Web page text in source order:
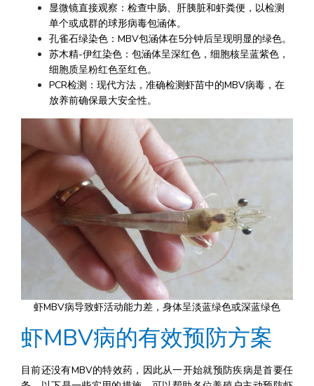
显微镜直接观察：检查中肠、肝胰脏和虾粪便，以检测
单个或成群的球形病毒包涵体。
孔雀石绿染色：MBV包涵体在5分钟后呈现明显的绿色。
苏木精-伊红染色：包涵体呈深红色，细胞核呈蓝紫色，
细胞质呈粉红色至红色。
PCR检测：现代方法，准确检测虾苗中的MBV病毒，在
放养前确保最大安全性。
虾MBV病导致虾活动能力差，身体呈淡蓝绿色或深蓝绿色
虾MBV病的有效预防方案
目前还没有MBV的特效药，因此从一开始就预防疾病是首要任